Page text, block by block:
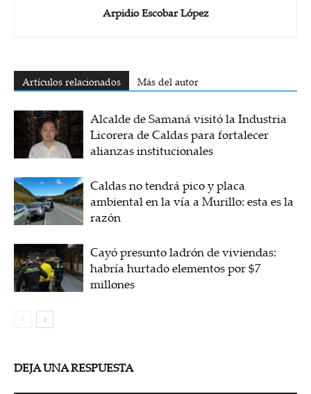
Arpidio Escobar López
Artículos relacionados Más del autor
Alcalde de Samaná visitó la Industria
Licorera de Caldas para fortalecer
alianzas institucionales
Caldas no tendrá pico y placa
ambiental en la vía a Murillo: esta es la
razón
Cayó presunto ladrón de viviendas:
habría hurtado elementos por $7
millones
DEJA UNA RESPUESTA